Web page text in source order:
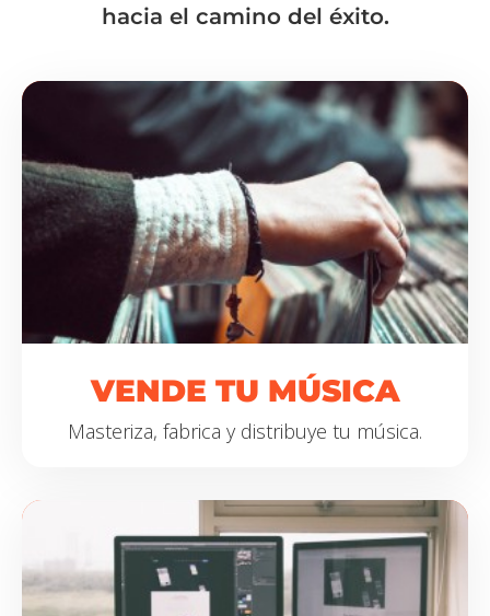
hacia el camino del éxito.
VENDE TU MÚSICA
Masteriza, fabrica y distribuye tu música.